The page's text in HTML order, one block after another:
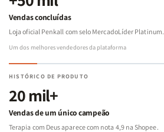
Vendas concluídas
Loja oficial Penkall com selo MercadoLíder Platinum.
Um dos melhores vendedores da plataforma
HISTÓRICO DE PRODUTO
20 mil+
Vendas de um único campeão
Terapia com Deus aparece com nota 4,9 na Shopee.